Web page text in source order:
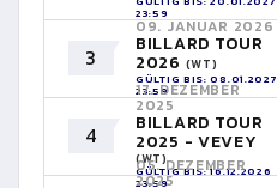
23:59
3
09. JANUAR 2026
BILLARD TOUR
2026 (WT)
GÜLTIG BIS: 08.01.2027
23:59
4
17. DEZEMBER
2025
BILLARD TOUR
2025 - VEVEY
(WT)
GÜLTIG BIS: 16.12.2026
23:59
05. DEZEMBER
2025